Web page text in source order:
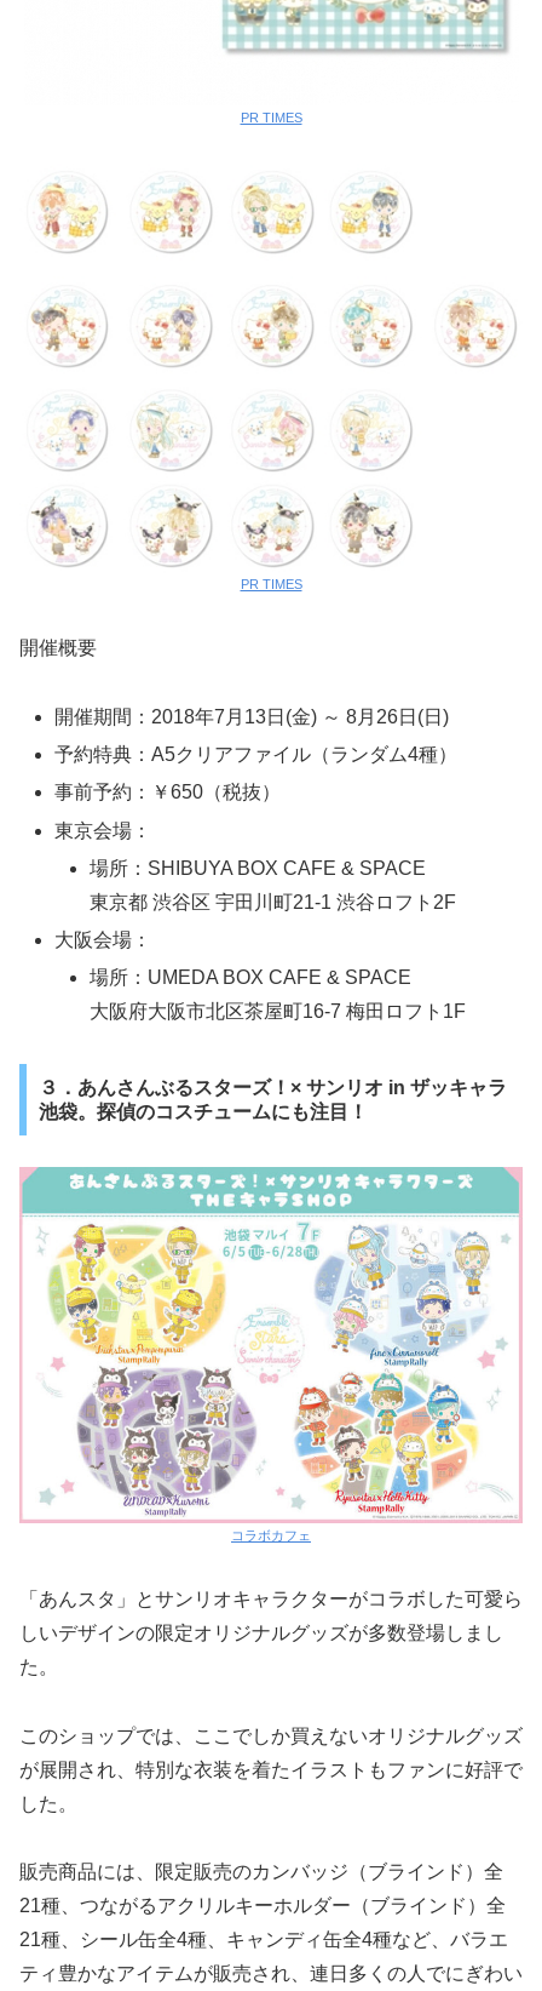
PR TIMES
PR TIMES
開催概要
開催期間：2018年7月13日(金) ～ 8月26日(日)
予約特典：A5クリアファイル（ランダム4種）
事前予約：￥650（税抜）
東京会場：
場所：SHIBUYA BOX CAFE & SPACE
東京都 渋谷区 宇田川町21-1 渋谷ロフト2F
大阪会場：
場所：UMEDA BOX CAFE & SPACE
大阪府大阪市北区茶屋町16-7 梅田ロフト1F
３．あんさんぶるスターズ！× サンリオ in ザッキャラ
池袋。探偵のコスチュームにも注目！
コラボカフェ
「あんスタ」とサンリオキャラクターがコラボした可愛ら
しいデザインの限定オリジナルグッズが多数登場しまし
た。
このショップでは、ここでしか買えないオリジナルグッズ
が展開され、特別な衣装を着たイラストもファンに好評で
した。
販売商品には、限定販売のカンバッジ（ブラインド）全
21種、つながるアクリルキーホルダー（ブラインド）全
21種、シール缶全4種、キャンディ缶全4種など、バラエ
ティ豊かなアイテムが販売され、連日多くの人でにぎわい